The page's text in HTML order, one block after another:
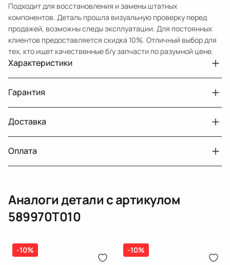
Подходит для восстановления и замены штатных
компонентов. Деталь прошла визуальную проверку перед
продажей, возможны следы эксплуатации. Для постоянных
клиентов предоставляется скидка 10%. Отличный выбор для
тех, кто ищет качественные б/у запчасти по разумной цене.
Характеристики
Авто
Toyota Venza GV10 рест.
Год
2012
Тег
Тойота Венза
Гарантия
Двигатели с навесным или без навесного
оборудования
30 дней
Датчик давления топлива, насос
топлива, ТНВД (бензин, дизель), форсунка
бензиновая (дизельная) механическая
(электрическая), инжектор
дозатор-распределитель топлива
14 дней
Доставка
Оплата
Оплата онлайн
Карта рассрочки онлайн
Аналоги детали с артикулом
589970T010
-10% -10%